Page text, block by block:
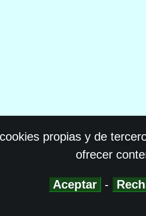
propias y de
ofrecer
Aceptar -